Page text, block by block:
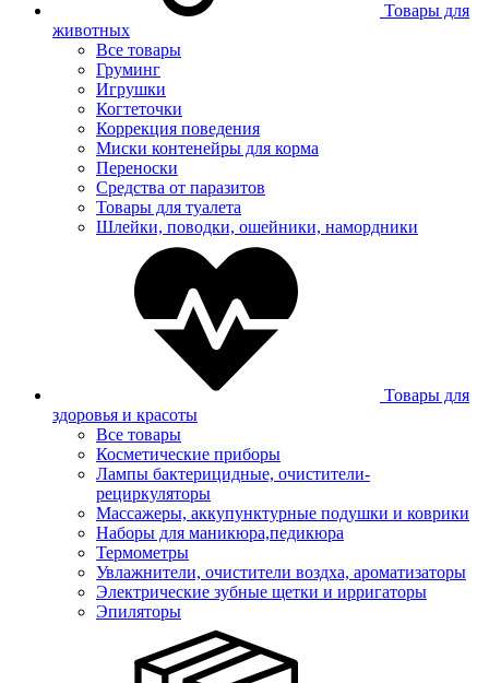
Товары для
животных
Все товары
Груминг
Игрушки
Когтеточки
Коррекция поведения
Миски контенейры для корма
Переноски
Средства от паразитов
Товары для туалета
Шлейки, поводки, ошейники, намордники
Товары для
здоровья и красоты
Все товары
Косметические приборы
Лампы бактерицидные, очистители-
рециркуляторы
Массажеры, аккупунктурные подушки и коврики
Наборы для маникюра,педикюра
Термометры
Увлажнители, очистители воздха, ароматизаторы
Электрические зубные щетки и ирригаторы
Эпиляторы